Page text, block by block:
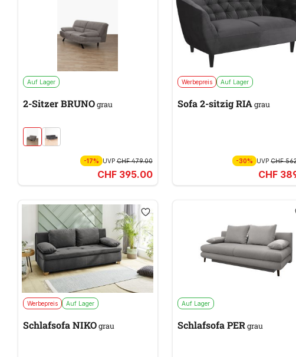
Auf Lager
2-Sitzer BRUNOgrau
-17% UVPCHF 479.00
CHF 395.00
Werbepreis Auf Lager
Sofa 2-sitzig RIAgrau
-30% UVPCHF
CHF
Werbepreis Auf Lager
Schlafsofa NIKOgrau
Auf Lager
Schlafsofa PERgrau